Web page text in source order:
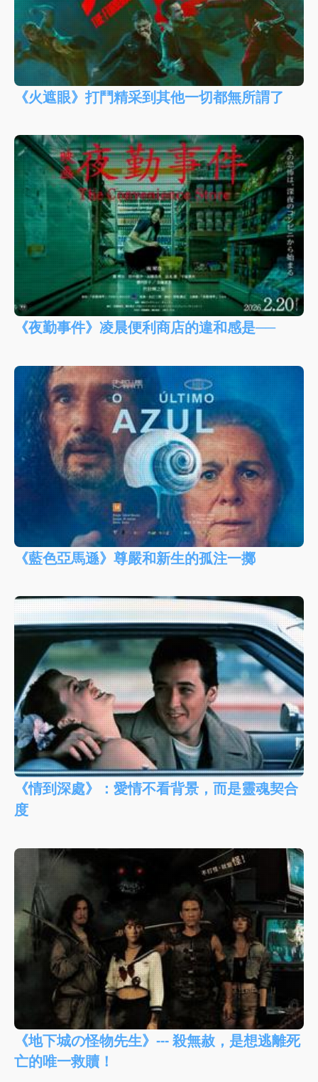
《火遮眼》打鬥精采到其他一切都無所謂了
《夜勤事件》凌晨便利商店的違和感是──
《藍色亞馬遜》尊嚴和新生的孤注一擲
《情到深處》：愛情不看背景，而是靈魂契合
度
《地下城の怪物先生》--- 殺無赦，是想逃離死
亡的唯一救贖！